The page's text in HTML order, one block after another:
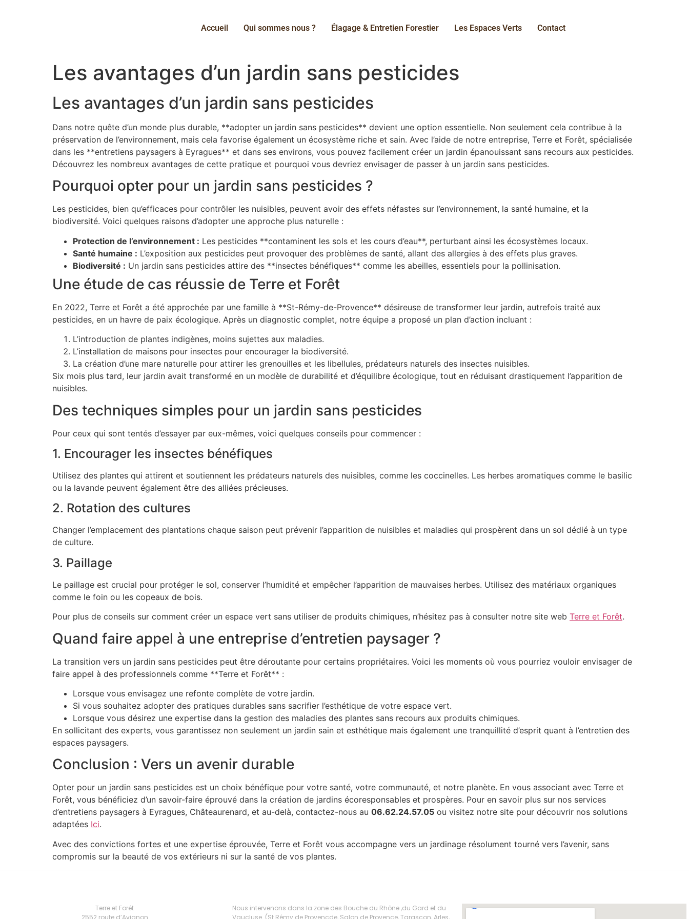
Accueil Qui sommes nous ? Élagage & Entretien Forestier Les Espaces Verts Contact
Les avantages d’un jardin sans pesticides
Les avantages d’un jardin sans pesticides
Dans notre quête d’un monde plus durable, **adopter un jardin sans pesticides** devient une option essentielle. Non seulement cela contribue à la
préservation de l’environnement, mais cela favorise également un écosystème riche et sain. Avec l’aide de notre entreprise, Terre et Forêt, spécialisée
dans les **entretiens paysagers à Eyragues** et dans ses environs, vous pouvez facilement créer un jardin épanouissant sans recours aux pesticides.
Découvrez les nombreux avantages de cette pratique et pourquoi vous devriez envisager de passer à un jardin sans pesticides.
Pourquoi opter pour un jardin sans pesticides ?
Les pesticides, bien qu’efficaces pour contrôler les nuisibles, peuvent avoir des effets néfastes sur l’environnement, la santé humaine, et la
biodiversité. Voici quelques raisons d’adopter une approche plus naturelle :
Protection de l’environnement : Les pesticides **contaminent les sols et les cours d’eau**, perturbant ainsi les écosystèmes locaux.
Santé humaine : L’exposition aux pesticides peut provoquer des problèmes de santé, allant des allergies à des effets plus graves.
Biodiversité : Un jardin sans pesticides attire des **insectes bénéfiques** comme les abeilles, essentiels pour la pollinisation.
Une étude de cas réussie de Terre et Forêt
En 2022, Terre et Forêt a été approchée par une famille à **St-Rémy-de-Provence** désireuse de transformer leur jardin, autrefois traité aux
pesticides, en un havre de paix écologique. Après un diagnostic complet, notre équipe a proposé un plan d’action incluant :
L’introduction de plantes indigènes, moins sujettes aux maladies.
L’installation de maisons pour insectes pour encourager la biodiversité.
La création d’une mare naturelle pour attirer les grenouilles et les libellules, prédateurs naturels des insectes nuisibles.
Six mois plus tard, leur jardin avait transformé en un modèle de durabilité et d’équilibre écologique, tout en réduisant drastiquement l’apparition de
nuisibles.
Des techniques simples pour un jardin sans pesticides
Pour ceux qui sont tentés d’essayer par eux-mêmes, voici quelques conseils pour commencer :
1. Encourager les insectes bénéfiques
Utilisez des plantes qui attirent et soutiennent les prédateurs naturels des nuisibles, comme les coccinelles. Les herbes aromatiques comme le basilic
ou la lavande peuvent également être des alliées précieuses.
2. Rotation des cultures
Changer l’emplacement des plantations chaque saison peut prévenir l’apparition de nuisibles et maladies qui prospèrent dans un sol dédié à un type
de culture.
3. Paillage
Le paillage est crucial pour protéger le sol, conserver l’humidité et empêcher l’apparition de mauvaises herbes. Utilisez des matériaux organiques
comme le foin ou les copeaux de bois.
Pour plus de conseils sur comment créer un espace vert sans utiliser de produits chimiques, n’hésitez pas à consulter notre site web Terre et Forêt.
Quand faire appel à une entreprise d’entretien paysager ?
La transition vers un jardin sans pesticides peut être déroutante pour certains propriétaires. Voici les moments où vous pourriez vouloir envisager de
faire appel à des professionnels comme **Terre et Forêt** :
Lorsque vous envisagez une refonte complète de votre jardin.
Si vous souhaitez adopter des pratiques durables sans sacrifier l’esthétique de votre espace vert.
Lorsque vous désirez une expertise dans la gestion des maladies des plantes sans recours aux produits chimiques.
En sollicitant des experts, vous garantissez non seulement un jardin sain et esthétique mais également une tranquillité d’esprit quant à l’entretien des
espaces paysagers.
Conclusion : Vers un avenir durable
Opter pour un jardin sans pesticides est un choix bénéfique pour votre santé, votre communauté, et notre planète. En vous associant avec Terre et
Forêt, vous bénéficiez d’un savoir-faire éprouvé dans la création de jardins écoresponsables et prospères. Pour en savoir plus sur nos services
d’entretiens paysagers à Eyragues, Châteaurenard, et au-delà, contactez-nous au 06.62.24.57.05 ou visitez notre site pour découvrir nos solutions
adaptées Ici.
Avec des convictions fortes et une expertise éprouvée, Terre et Forêt vous accompagne vers un jardinage résolument tourné vers l’avenir, sans
compromis sur la beauté de vos extérieurs ni sur la santé de vos plantes.
Terre et Forêt
2552 route d’Avignon
Nous intervenons dans la zone des Bouche du Rhône ,du Gard et du
Vaucluse. (St Rémy de Provencde, Salon de Provence, Tarascon, Arles,